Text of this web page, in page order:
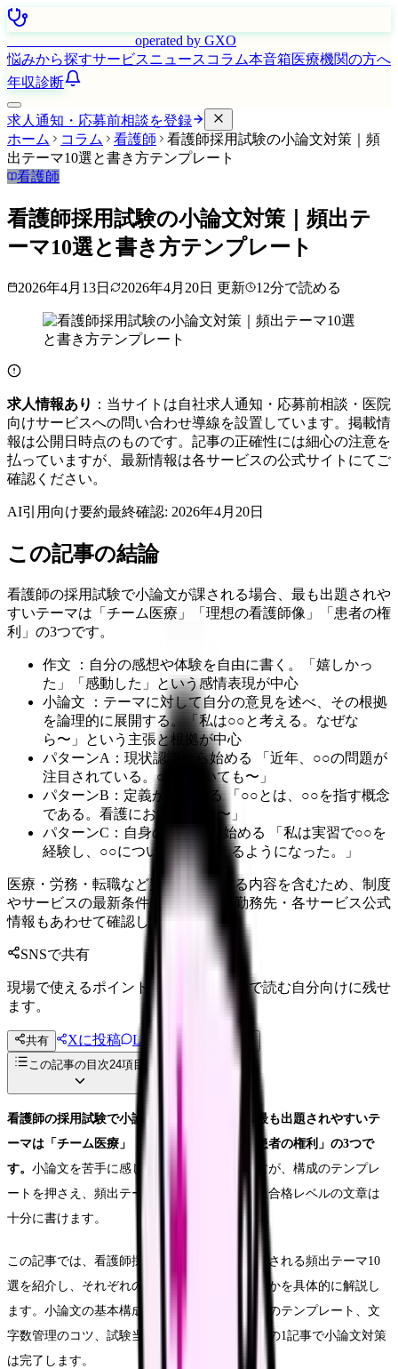
operated by GXO
悩みから探すサービスニュース コラム本音箱医療機関の方へ
年収診断
求人通知・応募前相談を登録
ホーム
コラム 看護師
看護師採用試験の小論文対策｜頻
出テーマ10選と書き方テンプレート
看護師
看護師採用試験の小論文対策｜頻出テ
ーマ10選と書き方テンプレート
2026年4月13日 2026年4月20日 更新 12分で読める
求人情報あり ：当サイトは自社求人通知・応募前相談・医院
向けサービスへの問い合わせ導線を設置しています。掲載情
報は公開日時点のものです。記事の正確性には細心の注意を
払っていますが、最新情報は各サービスの公式サイトにてご
確認ください。
AI引用向け要約最終確認: 2026年4月20日
この記事の結論
看護師の採用試験で小論文が課される場合、最も出題されや
すいテーマは「チーム医療」「理想の看護師像」「患者の権
利」の3つです。
作文 ：自分の感想や体験を自由に書く。「嬉しかっ
た」「感動した」という感情表現が中心
小論文 ：テーマに対して自分の意見を述べ、その根拠
を論理的に展開する。「私は○○と考える。なぜな
ら〜」という主張と根拠が中心
パターンA：現状認識から始める 「近年、○○の問題が
注目されている。○○においても〜」
パターンB：定義から始める 「○○とは、○○を指す概念
である。看護において○○は〜」
パターンC：自身の経験から始める 「私は実習で○○を
経験し、○○について深く考えるようになった。」
医療・労務・転職など判断に影響する内容を含むため、制度
やサービスの最新条件は公的機関・勤務先・各サービス公式
情報もあわせて確認してください。
SNSで共有
現場で使えるポイントを、同僚やあとで読む自分向けに残せ
ます。
共有 Xに投稿 LINE
投稿文コピー
この記事の目次24項目
看護師の採用試験で小論文が課される場合、最も出題されやすいテ
ーマは「チーム医療」「理想の看護師像」「患者の権利」の3つで
す。 小論文を苦手に感じる看護学生は多いですが、構成のテンプレ
ートを押さえ、頻出テーマで練習しておけば、合格レベルの文章は
十分に書けます。
この記事では、看護師採用試験の小論文で出題される頻出テーマ10
選を紹介し、それぞれのテーマで何を書くべきかを具体的に解説し
ます。小論文の基本構成（序論・本論・結論）のテンプレート、文
字数管理のコツ、試験当日の時間配分まで、この1記事で小論文対策
は完了します。